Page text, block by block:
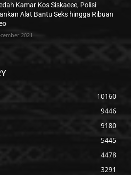
Kamar Kos Siskaeee, Polisi
Alat Bantu Seks hingga Ribuan
2021
10160
9446
9180
5445
4478
3291